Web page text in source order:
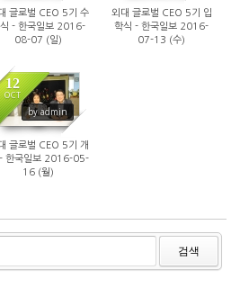
글로벌 CEO 5기 수
- 한국일보 2016-
08-07 (일)
외대 글로벌 CEO 5기 입
학식 - 한국일보 2016-
07-13 (수)
12
OCT
by admin
글로벌 CEO 5기 개
한국일보 2016-05-
16 (월)
검색